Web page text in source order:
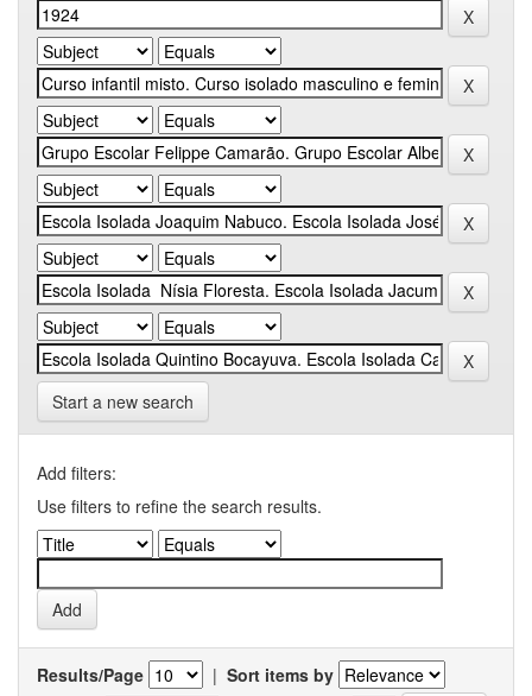
Start a new search
Add filters:
Use filters to refine the search results.
Results/Page | Sort items by